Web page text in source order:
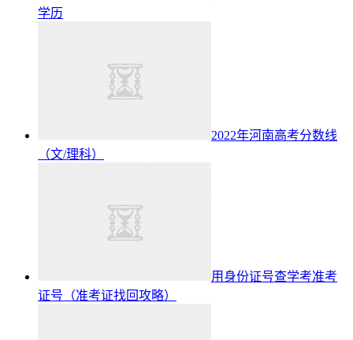
学历
2022年河南高考分数线
（文/理科）
用身份证号查学考准考
证号（准考证找回攻略）